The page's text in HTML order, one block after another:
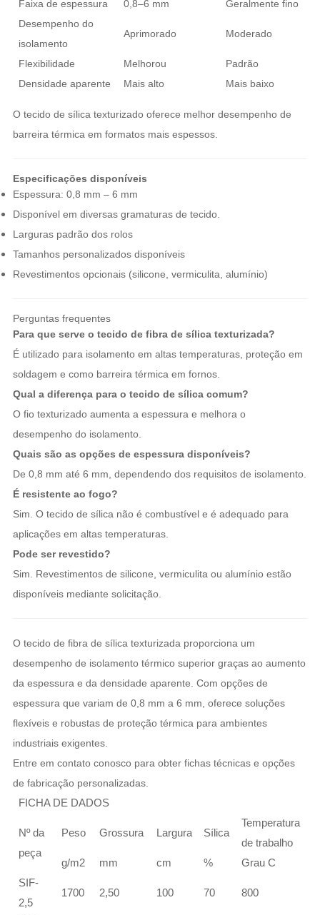
Faixa de espessura 0,8–6 mm
Geralmente fino
Desempenho do
isolamento
Aprimorado Moderado
Flexibilidade Melhorou
Padrão
Densidade aparente
Mais alto Mais baixo
O tecido de sílica texturizado oferece melhor desempenho de
barreira térmica em formatos mais espessos.
Especificações disponíveis
Espessura: 0,8 mm – 6 mm
Disponível em diversas gramaturas de tecido.
Larguras padrão dos rolos
Tamanhos personalizados disponíveis
Revestimentos opcionais (silicone, vermiculita, alumínio)
Perguntas frequentes
Para que serve o tecido de fibra de sílica texturizada?
É utilizado para isolamento em altas temperaturas, proteção em
soldagem e como barreira térmica em fornos.
Qual a diferença para o tecido de sílica comum?
O fio texturizado aumenta a espessura e melhora o
desempenho do isolamento.
Quais são as opções de espessura disponíveis?
De 0,8 mm até 6 mm, dependendo dos requisitos de isolamento.
É resistente ao fogo?
Sim. O tecido de sílica não é combustível e é adequado para
aplicações em altas temperaturas.
Pode ser revestido?
Sim. Revestimentos de silicone, vermiculita ou alumínio estão
disponíveis mediante solicitação.
O tecido de fibra de sílica texturizada proporciona um
desempenho de isolamento térmico superior graças ao aumento
da espessura e da densidade aparente. Com opções de
espessura que variam de 0,8 mm a 6 mm, oferece soluções
flexíveis e robustas de proteção térmica para ambientes
industriais exigentes.
Entre em contato conosco para obter fichas técnicas e opções
de fabricação personalizadas.
FICHA DE DADOS
Nº da
peça
Peso Grossura Largura Sílica
Temperatura
de trabalho
g/m2
mm cm %
Grau C
SIF-
2,5
1700 2,50 100 70 800